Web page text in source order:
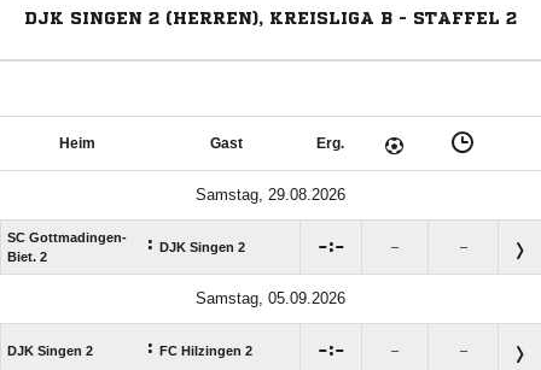
DJK SINGEN 2 (HERREN), KREISLIGA B - STAFFEL 2
Heim Gast Erg.
Samstag, 29.08.2026
SC Gottmadingen-
Biet. 2
: DJK Singen 2 : – –
Samstag, 05.09.2026
DJK Singen 2 : FC Hilzingen 2 : – –